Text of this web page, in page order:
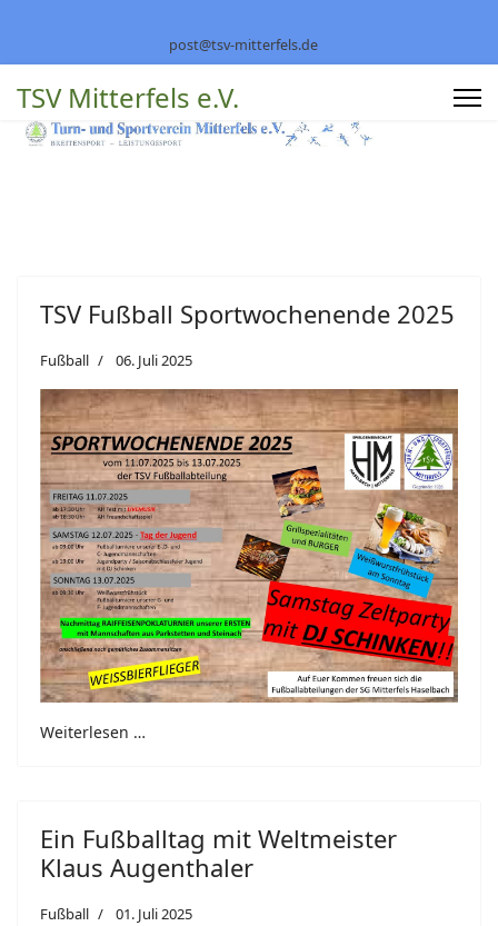
post@tsv-mitterfels.de
TSV Mitterfels e.V.
TSV Fußball Sportwochenende 2025
Fußball 06. Juli 2025
Weiterlesen …
Ein Fußballtag mit Weltmeister
Klaus Augenthaler
Fußball 01. Juli 2025